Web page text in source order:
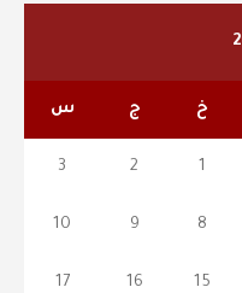
خ ج س
1
2
3
8
9
10
15
16
17